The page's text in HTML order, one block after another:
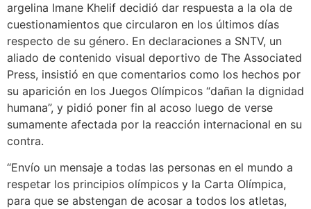
argelina Imane Khelif decidió dar respuesta a la ola de
cuestionamientos que circularon en los últimos días
respecto de su género. En declaraciones a SNTV, un
aliado de contenido visual deportivo de The Associated
Press, insistió en que comentarios como los hechos por
su aparición en los Juegos Olímpicos “dañan la dignidad
humana”, y pidió poner fin al acoso luego de verse
sumamente afectada por la reacción internacional en su
contra.
“Envío un mensaje a todas las personas en el mundo a
respetar los principios olímpicos y la Carta Olímpica,
para que se abstengan de acosar a todos los atletas,